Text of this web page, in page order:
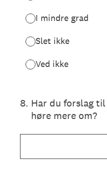
I mindre grad
Slet ikke
Ved ikke
8. Har du forslag
høre mere om?